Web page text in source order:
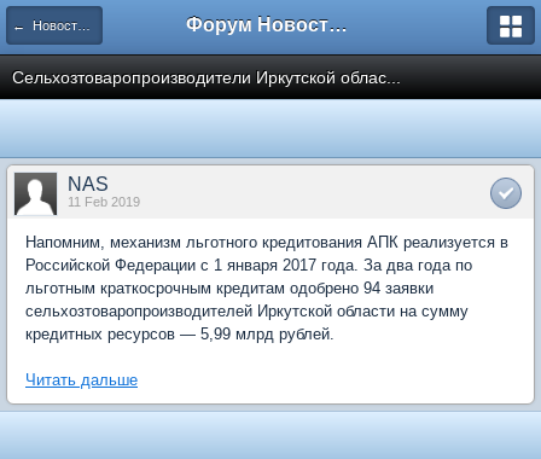
← Новости рынка недвижимости Форум Новостройки
Сельхозтоваропроизводители Иркутской облас...
NAS
11 Feb 2019
Напомним, механизм льготного кредитования АПК реализуется в
Российской Федерации с 1 января 2017 года. За два года по
льготным краткосрочным кредитам одобрено 94 заявки
сельхозтоваропроизводителей Иркутской области на сумму
кредитных ресурсов — 5,99 млрд рублей.
Читать дальше